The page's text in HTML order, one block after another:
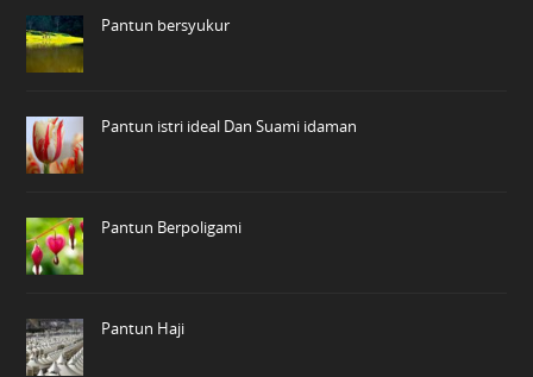
Pantun bersyukur
Pantun istri ideal Dan Suami idaman
Pantun Berpoligami
Pantun Haji